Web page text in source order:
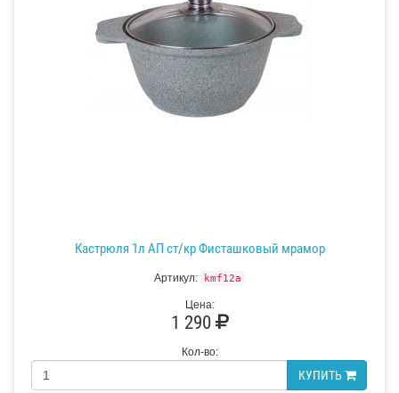
Кастрюля 1л АП ст/кр Фисташковый мрамор
Артикул: kmf12a
Цена:
1 290
Кол-во:
КУПИТЬ